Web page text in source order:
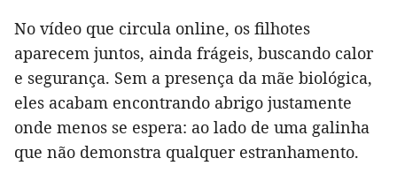
No vídeo que circula online, os filhotes
aparecem juntos, ainda frágeis, buscando calor
e segurança. Sem a presença da mãe biológica,
eles acabam encontrando abrigo justamente
onde menos se espera: ao lado de uma galinha
que não demonstra qualquer estranhamento.